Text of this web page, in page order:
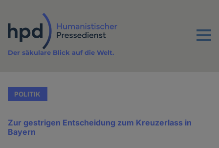
Inhalt
Menu
Der säkulare Blick auf die Welt.
POLITIK
Zur gestrigen Entscheidung zum Kreuzerlass in
Bayern